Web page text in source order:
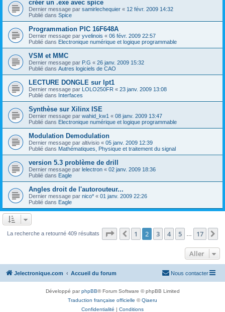
créer un .exe avec spice
Dernier message par samirlechequier « 12 févr. 2009 14:32
Publié dans Spice
Programmation PIC 16F648A
Dernier message par yvelinois « 06 févr. 2009 22:57
Publié dans Electronique numérique et logique programmable
VSM et MMC
Dernier message par P.G « 26 janv. 2009 15:32
Publié dans Autres logiciels de CAO
LECTURE DONGLE sur lpt1
Dernier message par LOLO250FR « 23 janv. 2009 13:08
Publié dans Interfaces
Synthèse sur Xilinx ISE
Dernier message par wahid_kw1 « 08 janv. 2009 13:47
Publié dans Electronique numérique et logique programmable
Modulation Demodulation
Dernier message par altivisio « 05 janv. 2009 12:39
Publié dans Mathématiques, Physique et traitement du signal
version 5.3 problème de drill
Dernier message par lelectron « 02 janv. 2009 18:36
Publié dans Eagle
Angles droit de l'autorouteur...
Dernier message par nico* « 01 janv. 2009 22:26
Publié dans Eagle
La recherche a retourné 409 résultats Page sur17
Précédent
1 2 3 4 5 17
Aller
Jelectronique.com Accueil du forum Nous contacter
Développé parphpBB® Forum Software © phpBB Limited
Traduction française officielle ©Qiaeru
Confidentialité | Conditions